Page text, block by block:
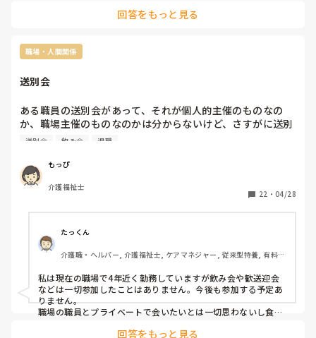
これから先のことは分かりませんが、利用者さんたちがこれ
からも元気に過ごしてくれたらいいなと思っています。考え
最後まで自分なりに頑張りたいと思います。
張ったら良いのではないでしょうか？
るなんて、、、、
いまのお仕事が嫌いではないんですよね？
私はそんなオニギリさんとお仕事がしてみたいです。
回答をもっと見る
職場・人間関係
送別会
ある職員の送別会があって、それが個人的主催のものなの
か、職場主催のものなのかは分からないけど、さすがに送別
会だし参加するべきだよね？
別会くらいは出ないといけない気がする…。
退職する人とはプライベートでは一切飲んだことないし遊ん
だこともないけど、仕事ではよく話しかけてくれるし、いい
行った方がいいか？
送別会 飲み会 退職
もっぴ
介護福祉士
22 ・ 04/28
たっくん
介護職・ヘルパー, 介護福祉士, ケアマネジャー, 従来型特養, 有料老
私は現在の職場で4年近く勤務していますが飲み会や歓送迎会
などは一切参加したことはありません。今後も参加する予定あ
りません。
職場の職員とプライベートで会いたいとは一切思わないし食事
回答をもっと見る